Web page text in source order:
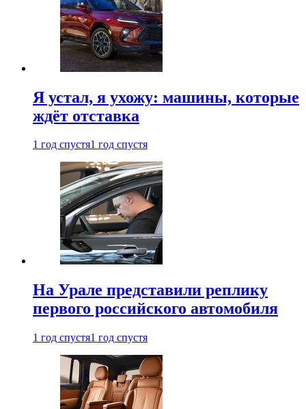
Я устал, я ухожу: машины, которые
ждёт отставка
1 год спустя1 год спустя
На Урале представили реплику
первого российского автомобиля
1 год спустя1 год спустя